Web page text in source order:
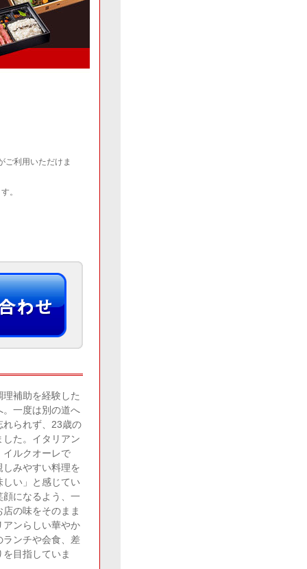
ご利用いただけま
。
補助を経験した
。一度は別の道へ
れられず、23歳の
た。イタリアン
イルクオーレで
みやすい料理を
い」と感じてい
顔になるよう、一
の味をそのまま
アンらしい華やか
ランチや会食、差
目指していま